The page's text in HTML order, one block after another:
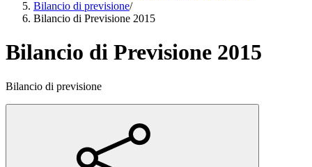
Bilancio di previsione/
Bilancio di Previsione 2015
Bilancio di Previsione 2015
Bilancio di previsione